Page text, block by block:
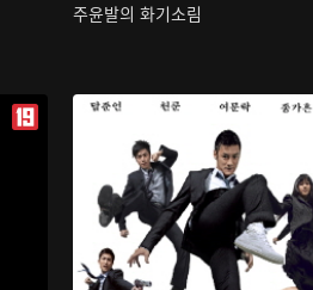
주윤발의 화기소림